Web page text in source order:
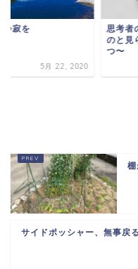
静寂を
5月 22, 2020
思考者
のと見
つ〜
サイドポッシャー、無事戻